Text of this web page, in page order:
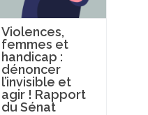
Violences,
femmes et
handicap :
dénoncer
l’invisible et
agir ! Rapport
du Sénat